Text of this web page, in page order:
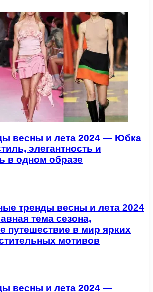
весны и лета 2024 — Юбка
элегантность и
в одном образе
тренды весны и лета 2024
тема сезона,
путешествие в мир ярких
мотивов
весны и лета 2024 —